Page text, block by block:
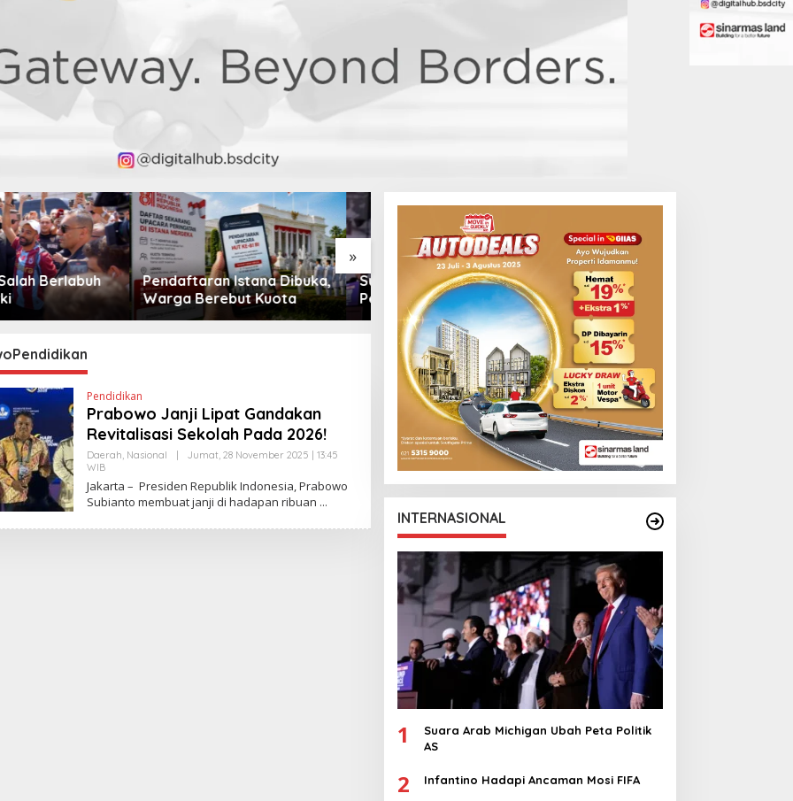
»
Istana Dibuka,
Kuota
Suara Arab Michigan Ubah
Peta Politik AS
Debut Manis Jeremy
Monga Bersama
Manchester City
Pendidikan
Prabowo Janji Lipat Gandakan
Revitalisasi Sekolah Pada 2026!
Daerah, Nasional |
Jumat, 28 November 2025 | 13:45
WIBO
E
H
A
Jakarta – Presiden Republik Indonesia, Prabowo
Subianto membuat janji di hadapan ribuan
INTERNASIONAL
1
Suara Arab Michigan Ubah Peta Politik
AS
2 Infantino Hadapi Ancaman Mosi FIFA